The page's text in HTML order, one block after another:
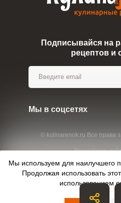
© kulinarenok.ru Все права
Разработка
Подписывайся на
рецептов и
Мы в соцсетях
Мы используем для наилучшего
Продолжая использовать
использованием